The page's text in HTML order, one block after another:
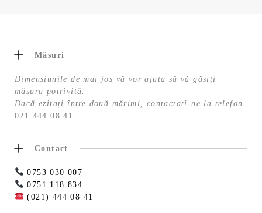
Măsuri
Dimensiunile de mai jos vă vor ajuta să vă găsiți
măsura potrivită.
Dacă ezitați între două mărimi, contactați-ne la telefon.
021 444 08 41
Contact
0753 030 007
0751 118 834
(021) 444 08 41